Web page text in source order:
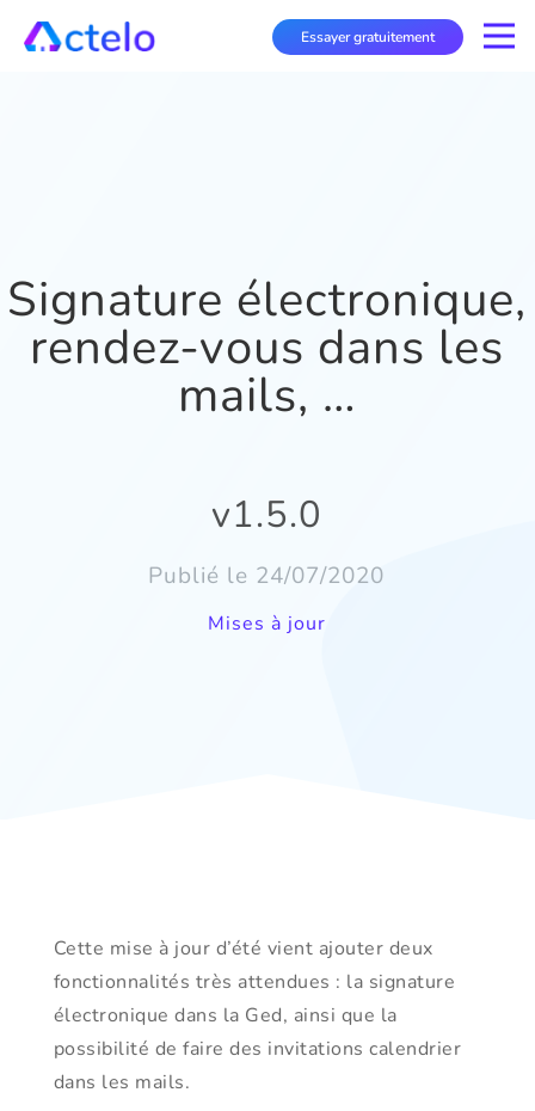
Essayer gratuitement
Signature électronique,
rendez-vous dans les
mails, …
v1.5.0
Publié le 24/07/2020
Mises à jour
Cette mise à jour d’été vient ajouter deux
fonctionnalités très attendues : la signature
électronique dans la Ged, ainsi que la
possibilité de faire des invitations calendrier
dans les mails.